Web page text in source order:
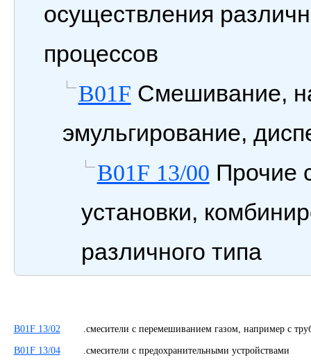
осуществления
процессов
B01F Смешивание,
эмульгирование,
B01F 13/00 Прочие
установки,
различного типа
B01F 13/02 .смесители с перемешиванием газом, например с
B01F 13/04 .смесители с предохранительными устройствами